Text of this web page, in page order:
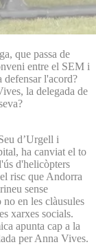
que passa de
entre el SEM i
l'acord?
la delegada de
d’Urgell i
ha canviat el to
d'helicòpters
risc que Andorra
sense
en les clàusules
xarxes socials.
apunta cap a la
per Anna Vives.